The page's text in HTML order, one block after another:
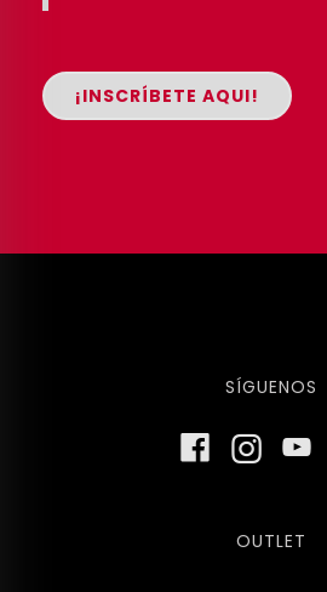
¡INSCRÍBETE AQUI!
SÍGUENOS
OUTLET